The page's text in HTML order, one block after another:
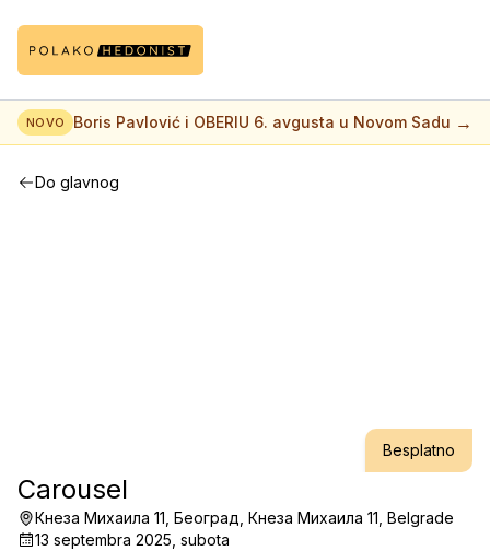
NOVO Boris Pavlović i OBERIU 6. avgusta u Novom Sadu →
Do glavnog
Besplatno
Carousel
Кнеза Михаила 11, Београд, Кнеза Михаила 11, Belgrade
13 septembra 2025, subota